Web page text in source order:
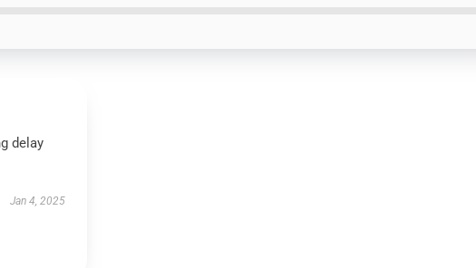
delay
Jan 4, 2025